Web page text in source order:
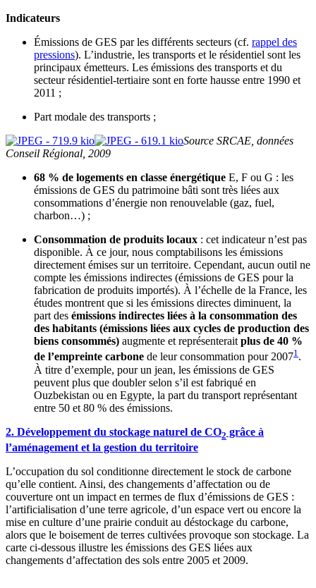
Indicateurs
Émissions de GES par les différents secteurs (cf. rappel des
pressions). L’industrie, les transports et le résidentiel sont les
principaux émetteurs. Les émissions des transports et du
secteur résidentiel-tertiaire sont en forte hausse entre 1990 et
2011 ;
Part modale des transports ;
Source SRCAE, données
Conseil Régional, 2009
68 % de logements en classe énergétique E, F ou G : les
émissions de GES du patrimoine bâti sont très liées aux
consommations d’énergie non renouvelable (gaz, fuel,
charbon…) ;
Consommation de produits locaux : cet indicateur n’est pas
disponible. À ce jour, nous comptabilisons les émissions
directement émises sur un territoire. Cependant, aucun outil ne
compte les émissions indirectes (émissions de GES pour la
fabrication de produits importés). À l’échelle de la France, les
études montrent que si les émissions directes diminuent, la
part des émissions indirectes liées à la consommation des
des habitants (émissions liées aux cycles de production des
biens consommés) augmente et représenterait plus de 40 %
de l’empreinte carbone de leur consommation pour 20071.
À titre d’exemple, pour un jean, les émissions de GES
peuvent plus que doubler selon s’il est fabriqué en
Ouzbekistan ou en Egypte, la part du transport représentant
entre 50 et 80 % des émissions.
2. Développement du stockage naturel de CO2 grâce à
l’aménagement et la gestion du territoire
L’occupation du sol conditionne directement le stock de carbone
qu’elle contient. Ainsi, des changements d’affectation ou de
couverture ont un impact en termes de flux d’émissions de GES :
l’artificialisation d’une terre agricole, d’un espace vert ou encore la
mise en culture d’une prairie conduit au déstockage du carbone,
alors que le boisement de terres cultivées provoque son stockage. La
carte ci-dessous illustre les émissions des GES liées aux
changements d’affectation des sols entre 2005 et 2009.